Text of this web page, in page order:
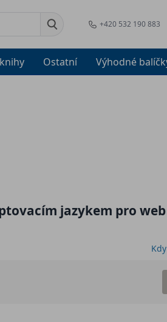
+420 532 190 883
Ostatní Výhodné
jazykem pro web